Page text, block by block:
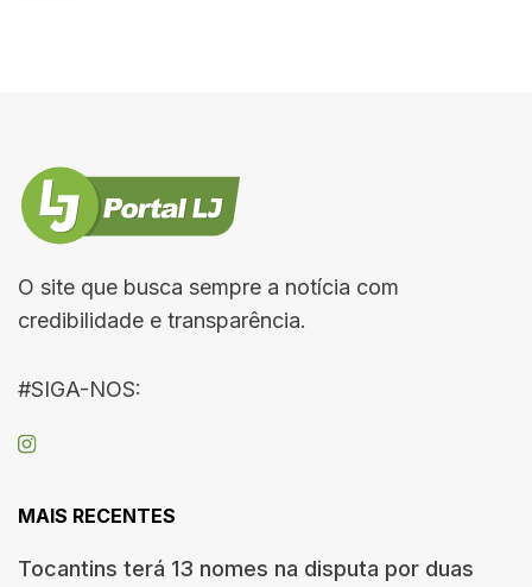
O site que busca sempre a notícia com
credibilidade e transparência.
#SIGA-NOS:
MAIS RECENTES
Tocantins terá 13 nomes na disputa por duas